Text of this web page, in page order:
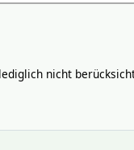
nicht